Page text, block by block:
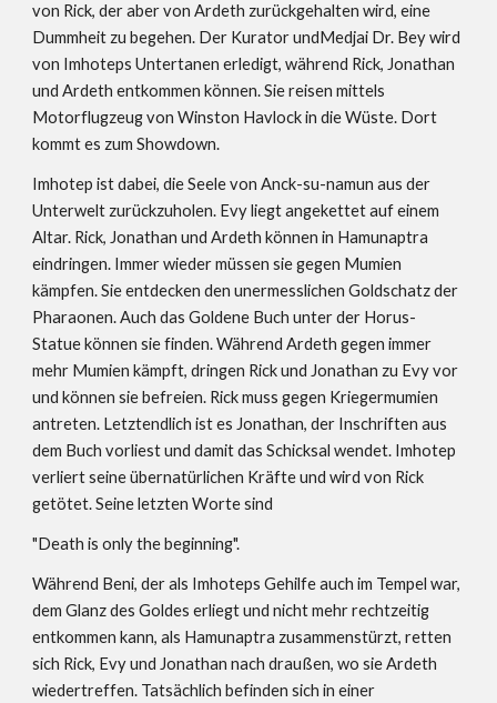
von Rick, der aber von Ardeth zurückgehalten wird, eine
Dummheit zu begehen. Der Kurator undMedjai Dr. Bey wird
von Imhoteps Untertanen erledigt, während Rick, Jonathan
und Ardeth entkommen können. Sie reisen mittels
Motorflugzeug von Winston Havlock in die Wüste. Dort
kommt es zum Showdown.
Imhotep ist dabei, die Seele von Anck-su-namun aus der
Unterwelt zurückzuholen. Evy liegt angekettet auf einem
Altar. Rick, Jonathan und Ardeth können in Hamunaptra
eindringen. Immer wieder müssen sie gegen Mumien
kämpfen. Sie entdecken den unermesslichen Goldschatz der
Pharaonen. Auch das Goldene Buch unter der Horus-
Statue können sie finden. Während Ardeth gegen immer
mehr Mumien kämpft, dringen Rick und Jonathan zu Evy vor
und können sie befreien. Rick muss gegen Kriegermumien
antreten. Letztendlich ist es Jonathan, der Inschriften aus
dem Buch vorliest und damit das Schicksal wendet. Imhotep
verliert seine übernatürlichen Kräfte und wird von Rick
getötet. Seine letzten Worte sind
"Death is only the beginning".
Während Beni, der als Imhoteps Gehilfe auch im Tempel war,
dem Glanz des Goldes erliegt und nicht mehr rechtzeitig
entkommen kann, als Hamunaptra zusammenstürzt, retten
sich Rick, Evy und Jonathan nach draußen, wo sie Ardeth
wiedertreffen. Tatsächlich befinden sich in einer